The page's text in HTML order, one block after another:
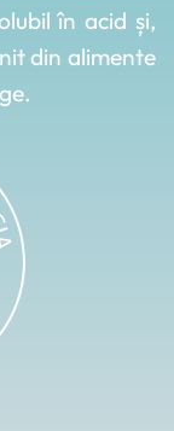
în acid și,
din alimente